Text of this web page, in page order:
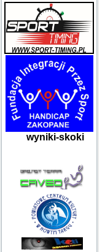
wyniki-skoki